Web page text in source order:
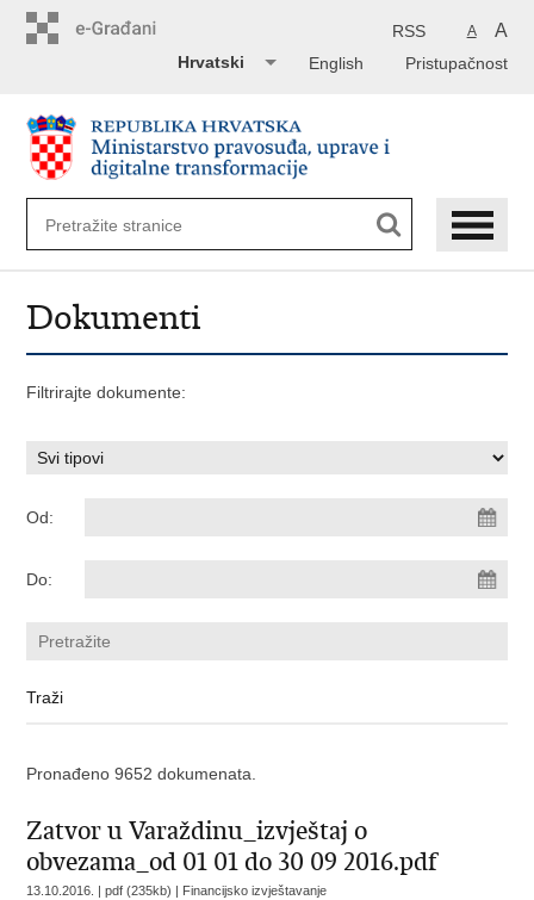
A A
RSS
Pristupačnost
English
Hrvatski
Dokumenti
Filtrirajte dokumente:
Od:
Do:
Pronađeno 9652 dokumenata.
Zatvor u Varaždinu_izvještaj o
obvezama_od 01 01 do 30 09 2016.pdf
13.10.2016. | pdf (235kb) | Financijsko izvještavanje